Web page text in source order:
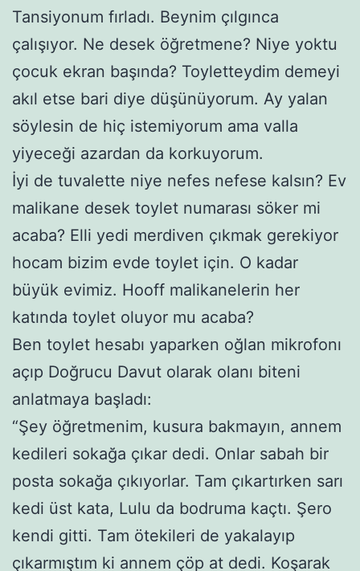
Tansiyonum fırladı. Beynim çılgınca
çalışıyor. Ne desek öğretmene? Niye yoktu
çocuk ekran başında? Toyletteydim demeyi
akıl etse bari diye düşünüyorum. Ay yalan
söylesin de hiç istemiyorum ama valla
yiyeceği azardan da korkuyorum.
İyi de tuvalette niye nefes nefese kalsın? Ev
malikane desek toylet numarası söker mi
acaba? Elli yedi merdiven çıkmak gerekiyor
hocam bizim evde toylet için. O kadar
büyük evimiz. Hooff malikanelerin her
katında toylet oluyor mu acaba?
Ben toylet hesabı yaparken oğlan mikrofonı
açıp Doğrucu Davut olarak olanı biteni
anlatmaya başladı:
“Şey öğretmenim, kusura bakmayın, annem
kedileri sokağa çıkar dedi. Onlar sabah bir
posta sokağa çıkıyorlar. Tam çıkartırken sarı
kedi üst kata, Lulu da bodruma kaçtı. Şero
kendi gitti. Tam ötekileri de yakalayıp
çıkarmıştım ki annem çöp at dedi. Koşarak